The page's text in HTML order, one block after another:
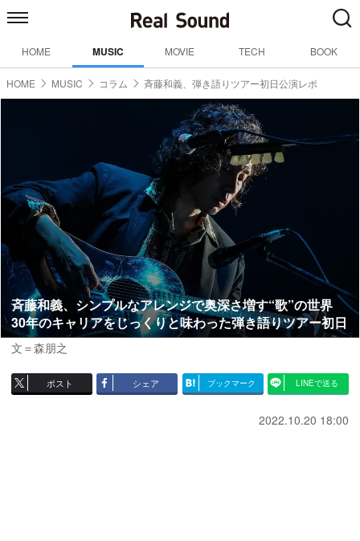
HOME MUSIC MOVIE TECH BOOK
HOME MUSIC コラム 斉藤和義、弾き語りツアー初日公演レポ
斉藤和義、シンプルなアレンジで奥深さ増す“歌”の世界
30年のキャリアをじっくりと味わった弾き語りツアー初日
文＝森朋之
ポスト シェア ブックマーク LINEで送る
2022.10.20 18:00